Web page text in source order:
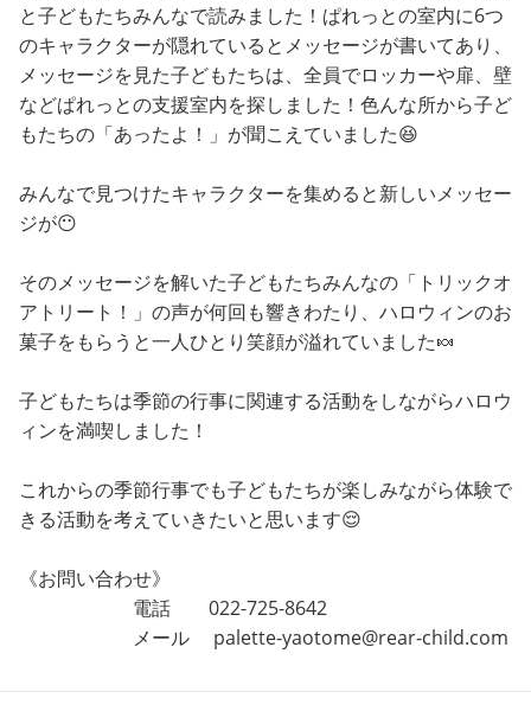
と子どもたちみんなで読みました！ぱれっとの室内に6つ
のキャラクターが隠れているとメッセージが書いてあり、
メッセージを見た子どもたちは、全員でロッカーや扉、壁
などぱれっとの支援室内を探しました！色んな所から子ど
もたちの「あったよ！」が聞こえていました😆
みんなで見つけたキャラクターを集めると新しいメッセー
ジが😶
そのメッセージを解いた子どもたちみんなの「トリックオ
アトリート！」の声が何回も響きわたり、ハロウィンのお
菓子をもらうと一人ひとり笑顔が溢れていました🍬
子どもたちは季節の行事に関連する活動をしながらハロウ
ィンを満喫しました！
これからの季節行事でも子どもたちが楽しみながら体験で
きる活動を考えていきたいと思います😌
《お問い合わせ》
電話 022-725-8642
メール palette-yaotome@rear-child.com